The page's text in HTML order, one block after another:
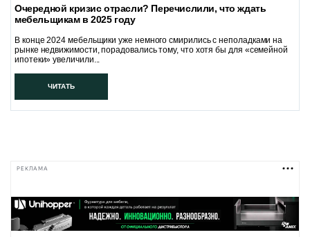
Очередной кризис отрасли? Перечислили, что ждать
мебельщикам в 2025 году
В конце 2024 мебельщики уже немного смирились с неполадками на
рынке недвижимости, порадовались тому, что хотя бы для «семейной
ипотеки» увеличили...
ЧИТАТЬ
РЕКЛАМА